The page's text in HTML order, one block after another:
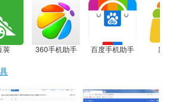
荚 360手机助手 百度手机助手 应